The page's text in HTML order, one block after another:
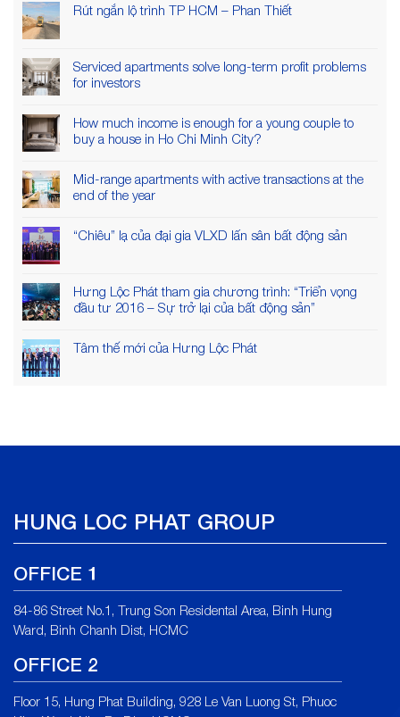
Rút ngắn lộ trình TP HCM – Phan Thiết
Serviced apartments solve long-term profit problems
for investors
How much income is enough for a young couple to
buy a house in Ho Chi Minh City?
Mid-range apartments with active transactions at the
end of the year
“Chiêu” lạ của đại gia VLXD lấn sân bất động sản
Hưng Lộc Phát tham gia chương trình: “Triển vọng
đầu tư 2016 – Sự trở lại của bất động sản”
Tâm thế mới của Hưng Lộc Phát
HUNG LOC PHAT GROUP
OFFICE 1
84-86 Street No.1, Trung Son Residental Area, Binh Hung
Ward, Binh Chanh Dist, HCMC
OFFICE 2
Floor 15, Hung Phat Building, 928 Le Van Luong St, Phuoc